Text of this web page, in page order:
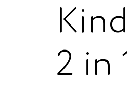
2 in